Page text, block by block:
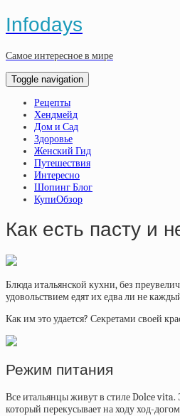
Infodays
Самое интересное в мире
Toggle navigation
Рецепты
Хендмейд
Дом и Сад
Здоровье
Женский Гид
Путешествия
Интересно
Шопинг Блог
КупиОбзор
Как есть пасту и
Блюда итальянской кухни, без
удовольствием едят их едва ли не
Как им это удается? Секретами своей
Режим питания
Все итальянцы живут в стиле Dolce vita.
который перекусывает на ходу ход-